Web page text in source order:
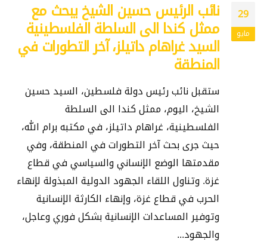
29
مايو
نائب الرئيس حسين الشيخ يبحث مع
ممثل كندا الى السلطة الفلسطينية
السيد غراهام داتيلز، آخر التطورات في
المنطقة
ستقبل نائب رئيس دولة فلسطين، السيد حسين
الشيخ، اليوم، ممثل كندا الى السلطة
الفلسطينية، غراهام داتيلز، في مكتبه برام الله،
حيث جرى بحث آخر التطورات في المنطقة، وفي
مقدمتها الوضع الإنساني والسياسي في قطاع
غزة. وتناول اللقاء الجهود الدولية المبذولة لإنهاء
الحرب في قطاع غزة، وإنهاء الكارثة الإنسانية
وتوفير المساعدات الإنسانية بشكل فوري وعاجل،
والجهود...